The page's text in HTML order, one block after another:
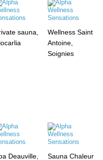
sauna,
Wellness Saint
Antoine,
Soignies
Deauville, Sauna Chaleur